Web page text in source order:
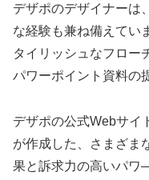
デザポのデザイナーは
な経験も兼ね備えてい
タイリッシュなフロー
パワーポイント資料の
デザポの公式Webサイ
が作成した、さまざま
果と訴求力の高いパワ